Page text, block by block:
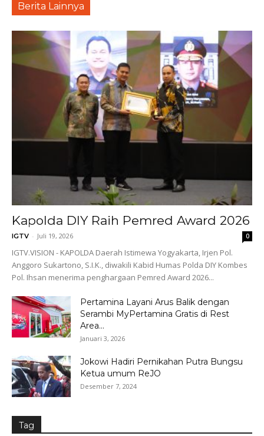
Berita Lainnya
Kapolda DIY Raih Pemred Award 2026
IGTV - Juli 19, 2026 0
IGTV.VISION - KAPOLDA Daerah Istimewa Yogyakarta, Irjen Pol.
Anggoro Sukartono, S.I.K., diwakili Kabid Humas Polda DIY Kombes
Pol. Ihsan menerima penghargaan Pemred Award 2026...
Pertamina Layani Arus Balik dengan
Serambi MyPertamina Gratis di Rest
Area...
Januari 3, 2026
Jokowi Hadiri Pernikahan Putra Bungsu
Ketua umum ReJO
Desember 7, 2024
Tag